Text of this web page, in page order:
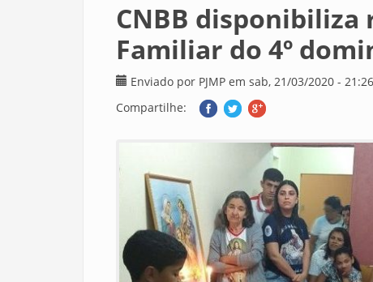
CNBB
Familiar do 4º
Enviado por PJMP em sab, 21/03/2020 - 21:26
Compartilhe: